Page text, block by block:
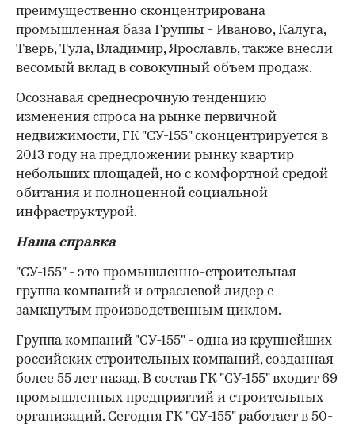
преимущественно сконцентрирована
промышленная база Группы - Иваново, Калуга,
Тверь, Тула, Владимир, Ярославль, также внесли
весомый вклад в совокупный объем продаж.
Осознавая среднесрочную тенденцию
изменения спроса на рынке первичной
недвижимости, ГК "СУ-155" сконцентрируется в
2013 году на предложении рынку квартир
небольших площадей, но с комфортной средой
обитания и полноценной социальной
инфраструктурой.
Наша справка
"СУ-155" - это промышленно-строительная
группа компаний и отраслевой лидер с
замкнутым производственным циклом.
Группа компаний "СУ-155" - одна из крупнейших
российских строительных компаний, созданная
более 55 лет назад. В состав ГК "СУ-155" входит 69
промышленных предприятий и строительных
организаций. Сегодня ГК "СУ-155" работает в 50-